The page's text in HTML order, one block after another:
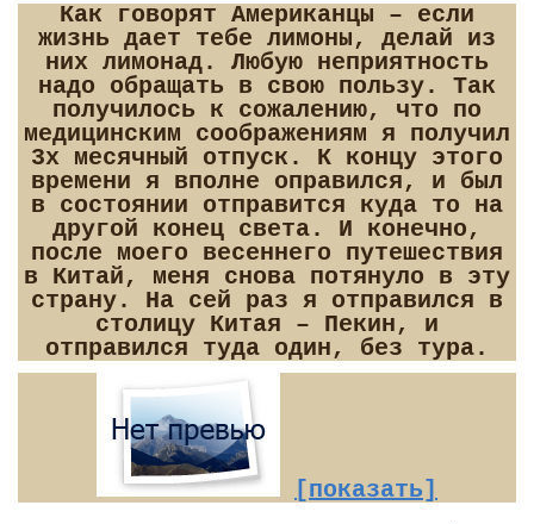
Как говорят Американцы – если
жизнь дает тебе лимоны, делай из
них лимонад. Любую неприятность
надо обращать в свою пользу. Так
получилось к сожалению, что по
медицинским соображениям я получил
3х месячный отпуск. К концу этого
времени я вполне оправился, и был
в состоянии отправится куда то на
другой конец света. И конечно,
после моего весеннего путешествия
в Китай, меня снова потянуло в эту
страну. На сей раз я отправился в
столицу Китая – Пекин, и
отправился туда один, без тура.
[показать]